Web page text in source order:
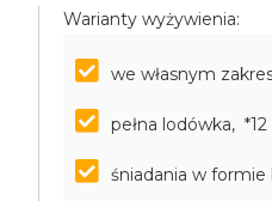
Warianty wyżywienia:
we własnym
pełna lodówka,
śniadania w